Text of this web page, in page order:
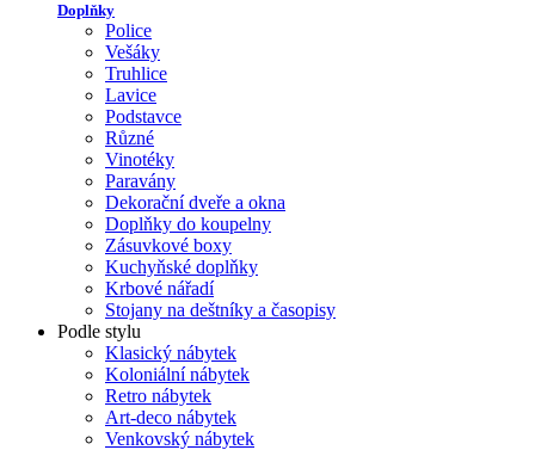
Doplňky
Police
Vešáky
Truhlice
Lavice
Podstavce
Různé
Vinotéky
Paravány
Dekorační dveře a okna
Doplňky do koupelny
Zásuvkové boxy
Kuchyňské doplňky
Krbové nářadí
Stojany na deštníky a časopisy
Podle stylu
Klasický nábytek
Koloniální nábytek
Retro nábytek
Art-deco nábytek
Venkovský nábytek